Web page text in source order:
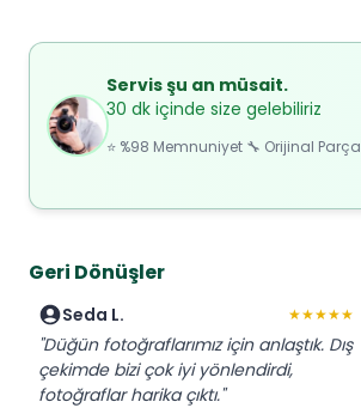
Servis şu an müsait.
30 dk içinde size gelebiliriz
⭐ %98 Memnuniyet 🔧 Orijinal Parça
Geri Dönüşler
Seda L. ★★★★★
"Düğün fotoğraflarımız için anlaştık. Dış
çekimde bizi çok iyi yönlendirdi,
fotoğraflar harika çıktı."